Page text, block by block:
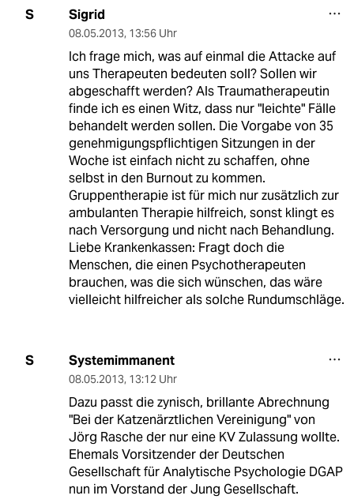
S Sigrid
08.05.2013, 13:56 Uhr
Ich frage mich, was auf einmal die Attacke auf
uns Therapeuten bedeuten soll? Sollen wir
abgeschafft werden? Als Traumatherapeutin
finde ich es einen Witz, dass nur "leichte" Fälle
behandelt werden sollen. Die Vorgabe von 35
genehmigungspflichtigen Sitzungen in der
Woche ist einfach nicht zu schaffen, ohne
selbst in den Burnout zu kommen.
Gruppentherapie ist für mich nur zusätzlich zur
ambulanten Therapie hilfreich, sonst klingt es
nach Versorgung und nicht nach Behandlung.
Liebe Krankenkassen: Fragt doch die
Menschen, die einen Psychotherapeuten
brauchen, was die sich wünschen, das wäre
vielleicht hilfreicher als solche Rundumschläge.
S Systemimmanent
08.05.2013, 13:12 Uhr
Dazu passt die zynisch, brillante Abrechnung
"Bei der Katzenärztlichen Vereinigung" von
Jörg Rasche der nur eine KV Zulassung wollte.
Ehemals Vorsitzender der Deutschen
Gesellschaft für Analytische Psychologie DGAP
nun im Vorstand der Jung Gesellschaft.